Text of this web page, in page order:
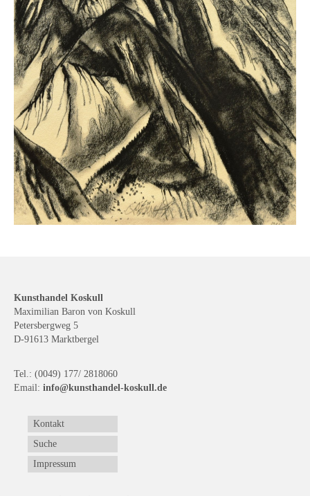
Kunsthandel Koskull
Maximilian Baron von Koskull
Petersbergweg 5
D-91613 Marktbergel
Tel.: (0049) 177/ 2818060
Email: info@kunsthandel-koskull.de
Kontakt
Suche
Impressum